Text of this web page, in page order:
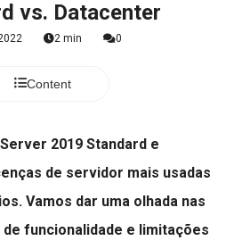
vs. Datacenter
2 min 0
Content
2019 Standard e
de servidor mais usadas
Vamos dar uma olhada nas
funcionalidade e limitações